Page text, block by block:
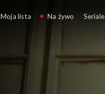
Moja lista Na żywo Seriale